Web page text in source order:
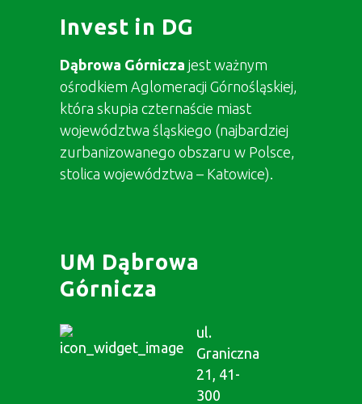
Invest in DG
Dąbrowa Górnicza jest ważnym
ośrodkiem Aglomeracji Górnośląskiej,
która skupia czternaście miast
województwa śląskiego (najbardziej
zurbanizowanego obszaru w Polsce,
stolica województwa – Katowice).
UM Dąbrowa
Górnicza
ul.
Graniczna
21, 41-
300